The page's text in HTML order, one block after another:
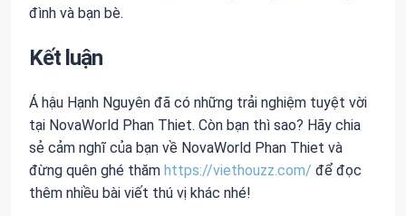
đình và bạn bè.
Kết luận
Á hậu Hạnh Nguyên đã có những trải nghiệm tuyệt vời
tại NovaWorld Phan Thiet. Còn bạn thì sao? Hãy chia
sẻ cảm nghĩ của bạn về NovaWorld Phan Thiet và
đừng quên ghé thăm https://viethouzz.com/ để đọc
thêm nhiều bài viết thú vị khác nhé!